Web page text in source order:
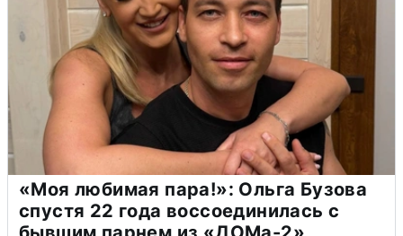
«Моя любимая пара!»: Ольга Бузова
спустя 22 года воссоединилась с